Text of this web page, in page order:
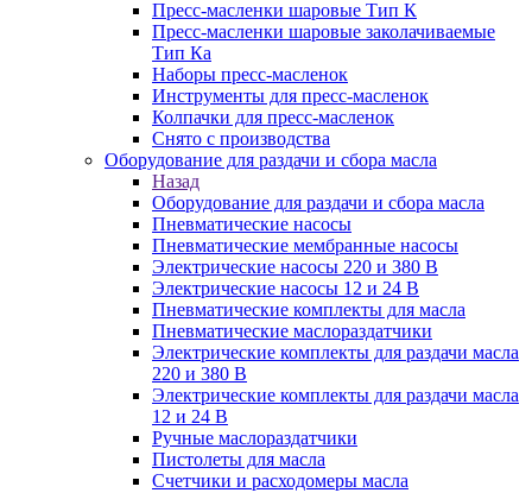
Пресс-масленки шаровые Тип К
Пресс-масленки шаровые заколачиваемые
Тип Кa
Наборы пресс-масленок
Инструменты для пресс-масленок
Колпачки для пресс-масленок
Снято с производства
Оборудование для раздачи и сбора масла
Назад
Оборудование для раздачи и сбора масла
Пневматические насосы
Пневматические мембранные насосы
Электрические насосы 220 и 380 В
Электрические насосы 12 и 24 В
Пневматические комплекты для масла
Пневматические маслораздатчики
Электрические комплекты для раздачи масла
220 и 380 В
Электрические комплекты для раздачи масла
12 и 24 В
Ручные маслораздатчики
Пистолеты для масла
Счетчики и расходомеры масла